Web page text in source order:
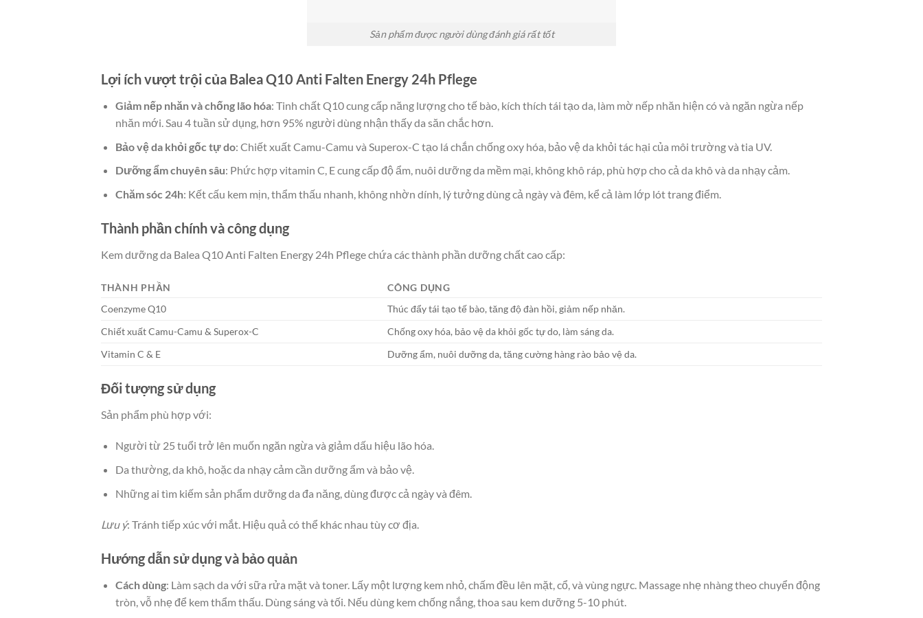
Sản phẩm được người dùng đánh giá rất tốt
Lợi ích vượt trội của Balea Q10 Anti Falten Energy 24h Pflege
Giảm nếp nhăn và chống lão hóa: Tinh chất Q10 cung cấp năng lượng cho tế bào, kích thích tái tạo da, làm mờ nếp nhăn hiện có và ngăn ngừa nếp
nhăn mới. Sau 4 tuần sử dụng, hơn 95% người dùng nhận thấy da săn chắc hơn.
Bảo vệ da khỏi gốc tự do: Chiết xuất Camu-Camu và Superox-C tạo lá chắn chống oxy hóa, bảo vệ da khỏi tác hại của môi trường và tia UV.
Dưỡng ẩm chuyên sâu: Phức hợp vitamin C, E cung cấp độ ẩm, nuôi dưỡng da mềm mại, không khô ráp, phù hợp cho cả da khô và da nhạy cảm.
Chăm sóc 24h: Kết cấu kem mịn, thẩm thấu nhanh, không nhờn dính, lý tưởng dùng cả ngày và đêm, kể cả làm lớp lót trang điểm.
Thành phần chính và công dụng
Kem dưỡng da Balea Q10 Anti Falten Energy 24h Pflege chứa các thành phần dưỡng chất cao cấp:
THÀNH PHẦN
CÔNG DỤNG
Coenzyme Q10
Thúc đẩy tái tạo tế bào, tăng độ đàn hồi, giảm nếp nhăn.
Chiết xuất Camu-Camu & Superox-C
Chống oxy hóa, bảo vệ da khỏi gốc tự do, làm sáng da.
Vitamin C & E
Dưỡng ẩm, nuôi dưỡng da, tăng cường hàng rào bảo vệ da.
Đối tượng sử dụng
Sản phẩm phù hợp với:
Người từ 25 tuổi trở lên muốn ngăn ngừa và giảm dấu hiệu lão hóa.
Da thường, da khô, hoặc da nhạy cảm cần dưỡng ẩm và bảo vệ.
Những ai tìm kiếm sản phẩm dưỡng da đa năng, dùng được cả ngày và đêm.
Lưu ý: Tránh tiếp xúc với mắt. Hiệu quả có thể khác nhau tùy cơ địa.
Hướng dẫn sử dụng và bảo quản
Cách dùng: Làm sạch da với sữa rửa mặt và toner. Lấy một lượng kem nhỏ, chấm đều lên mặt, cổ, và vùng ngực. Massage nhẹ nhàng theo chuyển động
tròn, vỗ nhẹ để kem thẩm thấu. Dùng sáng và tối. Nếu dùng kem chống nắng, thoa sau kem dưỡng 5-10 phút.